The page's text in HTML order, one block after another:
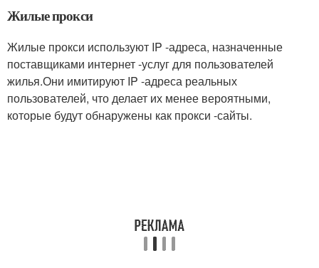
Жилые прокси
Жилые прокси используют IP -адреса, назначенные
поставщиками интернет -услуг для пользователей
жилья.Они имитируют IP -адреса реальных
пользователей, что делает их менее вероятными,
которые будут обнаружены как прокси -сайты.